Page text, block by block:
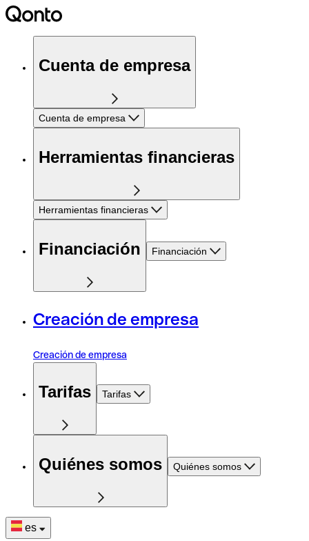
Cuenta de empresa
Cuenta de empresa
Herramientas financieras
Herramientas financieras
Financiación Financiación
Creación de empresa
Creación de empresa
Tarifas Tarifas
Quiénes somos Quiénes somos
es